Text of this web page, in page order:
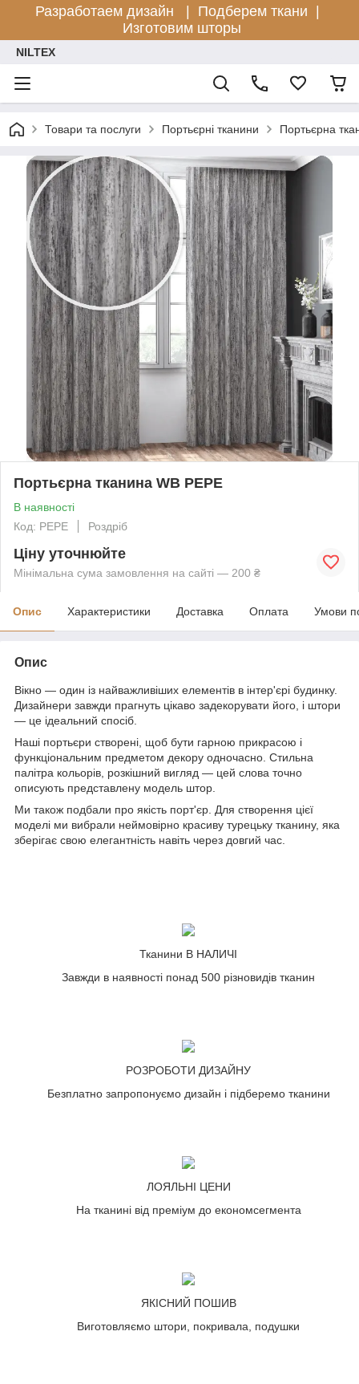
Разработаем дизайн |
Подберем ткани |
Изготовим шторы
NILTEX
Товари та послуги Портьєрні тканини Портьєрна
Портьєрна тканина WB PEPE
В наявності
Код: PEPE
Роздріб
Ціну уточнюйте
Мінімальна сума замовлення на сайті — 200 ₴
Опис Характеристики Доставка Оплата Умови
Опис
Вікно — один із найважливіших елементів в інтер'єрі будинку.
Дизайнери завжди прагнуть цікаво задекорувати його, і штори
— це ідеальний спосіб.
Наші портьєри створені, щоб бути гарною прикрасою і
функціональним предметом декору одночасно. Стильна
палітра кольорів, розкішний вигляд — цей слова точно
описують представлену модель штор.
Ми також подбали про якість порт'єр. Для створення цієї
моделі ми вибрали неймовірно красиву турецьку тканину, яка
зберігає свою елегантність навіть через довгий час.
Тканини В НАЛИЧІ
Завжди в наявності понад 500 різновидів тканин
РОЗРОБОТИ ДИЗАЙНУ
Безплатно запропонуємо дизайн і підберемо тканини
ЛОЯЛЬНІ ЦЕНИ
На тканині від преміум до економсегмента
ЯКІСНИЙ ПОШИВ
Виготовляємо штори, покривала, подушки